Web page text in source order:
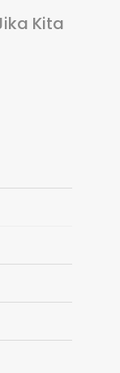
Kita